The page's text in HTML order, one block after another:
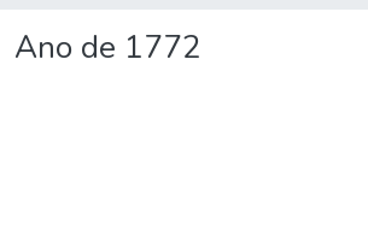
Ano de 1772